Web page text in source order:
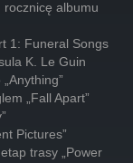
albumu
1: Funeral Songs
K. Le Guin
„Fall Apart”
Pictures”
trasy „Power